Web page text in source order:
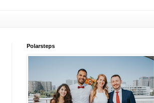
Polarsteps